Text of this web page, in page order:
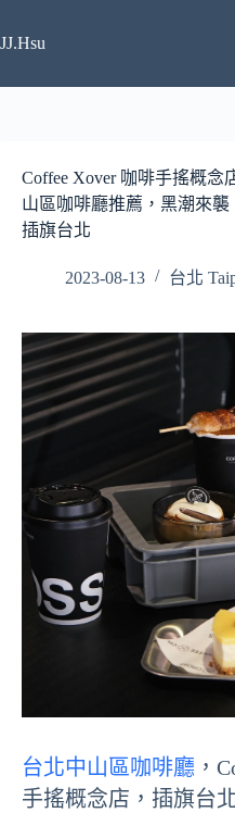
至
要
JJ.Hsu
Coffee Xover 咖啡手搖概念
山區咖啡廳推薦，黑潮來
插旗台北
2023-08-13 台北
台北中山區咖啡廳 ，
手搖概念店，插旗台